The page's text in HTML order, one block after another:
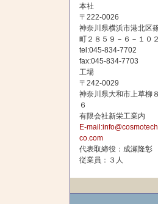
本社
〒222-0026
神奈川県横浜市港北区
町２８５９－６－１０２
tel:045-834-7702
fax:045-834-7703
工場
〒242-0029
神奈川県大和市上草柳
６
有限会社新栄工業内
E-
co.com
代表取締役：成瀬隆彰
従業員：３人